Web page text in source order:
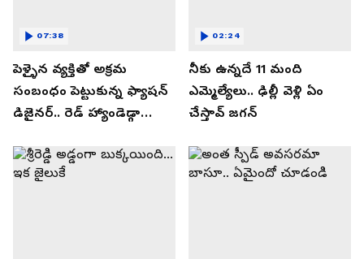
పెళ్ళైన వ్యక్తితో అక్రమ
సంబంధం పెట్టుకున్న ఫ్యాషన్
డిజైనర్.. రెడ్ హ్యాండెడ్గా
07:38
నీకు ఉన్నదే 11 మంది
ఎమ్మెల్యేలు.. ఢిల్లీ వెళ్లి ఏం
చేస్తావ్ జగన్
02:24